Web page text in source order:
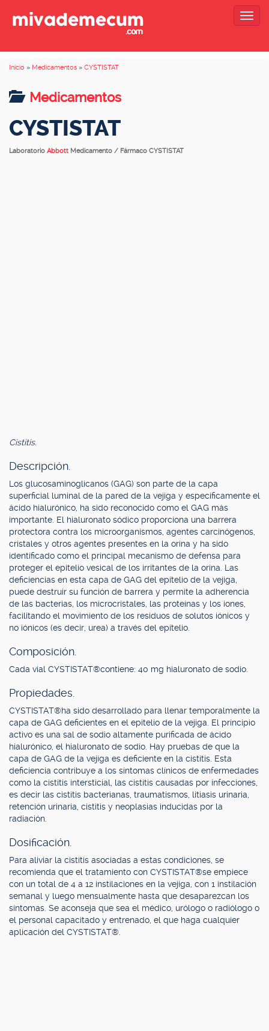
Inicio » Medicamentos » CYSTISTAT
Medicamentos
CYSTISTAT
Laboratorio Abbott Medicamento / Fármaco CYSTISTAT
Cistitis.
Descripción.
Los glucosaminoglicanos (GAG) son parte de la capa
superficial luminal de la pared de la vejiga y específicamente el
ácido hialurónico, ha sido reconocido como el GAG más
importante. El hialuronato sódico proporciona una barrera
protectora contra los microorganismos, agentes carcinógenos,
cristales y otros agentes presentes en la orina y ha sido
identificado como el principal mecanismo de defensa para
proteger el epitelio vesical de los irritantes de la orina. Las
deficiencias en esta capa de GAG del epitelio de la vejiga,
puede destruir su función de barrera y permite la adherencia
de las bacterias, los microcristales, las proteínas y los iones,
facilitando el movimiento de los residuos de solutos iónicos y
no iónicos (es decir, urea) a través del epitelio.
Composición.
Cada vial CYSTISTAT®contiene: 40 mg hialuronato de sodio.
Propiedades.
CYSTISTAT®ha sido desarrollado para llenar temporalmente la
capa de GAG deficientes en el epitelio de la vejiga. El principio
activo es una sal de sodio altamente purificada de ácido
hialurónico, el hialuronato de sodio. Hay pruebas de que la
capa de GAG de la vejiga es deficiente en la cistitis. Esta
deficiencia contribuye a los síntomas clínicos de enfermedades
como la cistitis intersticial, las cistitis causadas por infecciones,
es decir las cistitis bacterianas, traumatismos, litiasis urinaria,
retención urinaria, cistitis y neoplasias inducidas por la
radiación.
Dosificación.
Para aliviar la cistitis asociadas a estas condiciones, se
recomienda que el tratamiento con CYSTISTAT®se empiece
con un total de 4 a 12 instilaciones en la vejiga, con 1 instilación
semanal y luego mensualmente hasta que desaparezcan los
síntomas. Se aconseja que sea el médico, urólogo o radiólogo o
el personal capacitado y entrenado, el que haga cualquier
aplicación del CYSTISTAT®.